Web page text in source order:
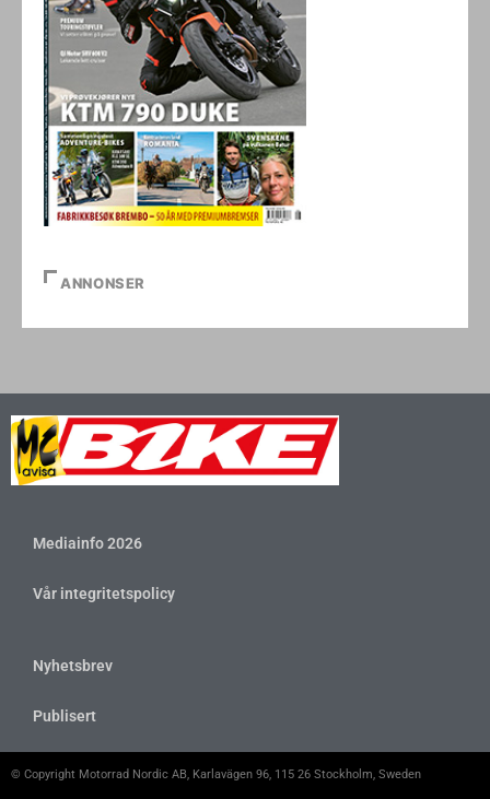
ANNONSER
Mediainfo 2026
Vår integritetspolicy
Nyhetsbrev
Publisert
© Copyright Motorrad Nordic AB, Karlavägen 96, 115 26 Stockholm, Sweden